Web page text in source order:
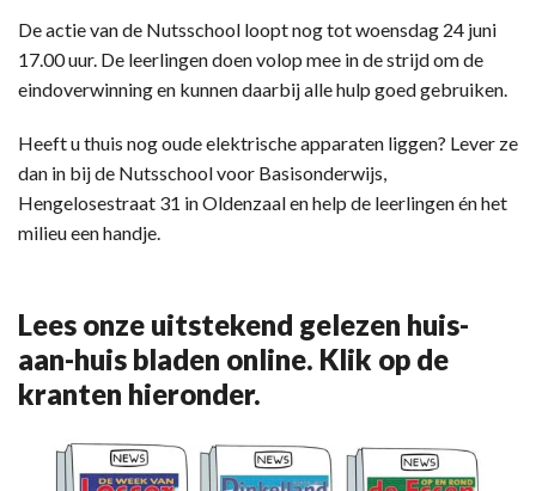
De actie van de Nutsschool loopt nog tot woensdag 24 juni
17.00 uur. De leerlingen doen volop mee in de strijd om de
eindoverwinning en kunnen daarbij alle hulp goed gebruiken.
Heeft u thuis nog oude elektrische apparaten liggen? Lever ze
dan in bij de Nutsschool voor Basisonderwijs,
Hengelosestraat 31 in Oldenzaal en help de leerlingen én het
milieu een handje.
Lees onze uitstekend gelezen huis-
aan-huis bladen online. Klik op de
kranten hieronder.